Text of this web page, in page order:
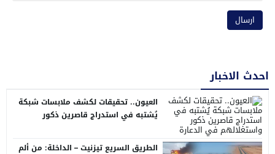
احدث الاخبار
العيون.. تحقيقات لكشف ملابسات شبكة
يُشتبه في استدراج قاصرين ذكور
الطريق السريع تيزنيت – الداخلة: من ألم